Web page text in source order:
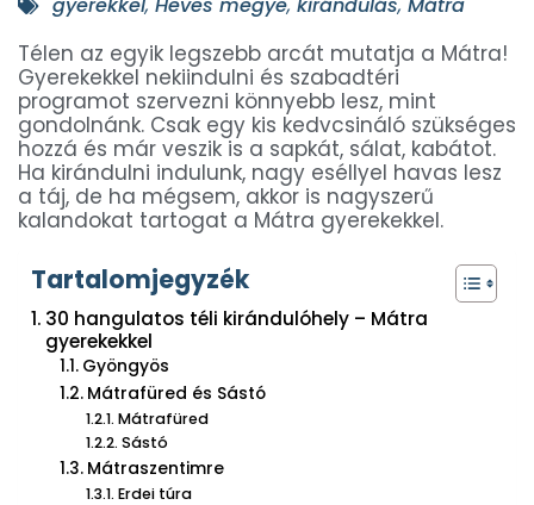
Télen az egyik legszebb arcát mutatja a Mátra!
Gyerekekkel nekiindulni és szabadtéri
programot szervezni könnyebb lesz, mint
gondolnánk. Csak egy kis kedvcsináló szükséges
hozzá és már veszik is a sapkát, sálat, kabátot.
Ha kirándulni indulunk, nagy eséllyel havas lesz
a táj, de ha mégsem, akkor is nagyszerű
kalandokat tartogat a Mátra gyerekekkel.
Tartalomjegyzék
30 hangulatos téli kirándulóhely – Mátra
gyerekekkel
Gyöngyös
Mátrafüred és Sástó
Mátrafüred
Sástó
Mátraszentimre
Erdei túra